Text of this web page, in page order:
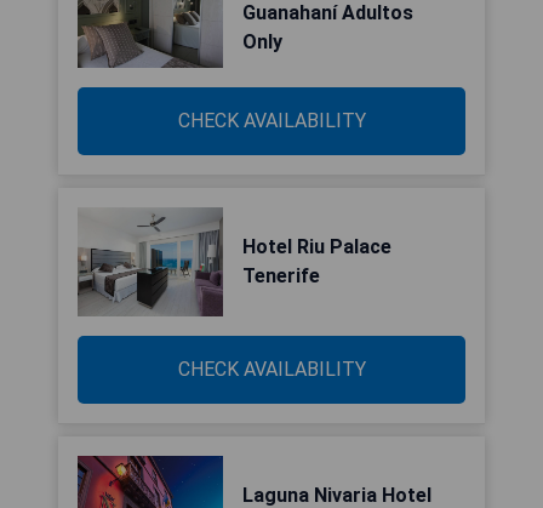
Guanahaní Adultos
Only
CHECK AVAILABILITY
Hotel Riu Palace
Tenerife
CHECK AVAILABILITY
Laguna Nivaria Hotel